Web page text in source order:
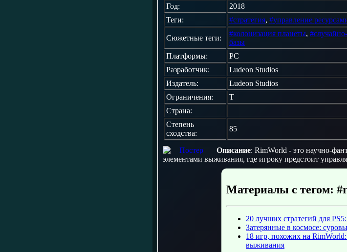
Год:
2018
Теги:
#стратегия, #управление
Сюжетные теги:
#колонизация планеты,
базы
Платформы:
PC
Разработчик:
Ludeon Studios
Издатель:
Ludeon Studios
Ограничения:
T
Страна:
Степень
сходства:
85
Описание: RimWorld - это научно-
элементами выживания, где игроку предстоит
Материалы с тегом:
20 лучших стратегий для
Затерянные в космосе:
18 игр, похожих на
выживания